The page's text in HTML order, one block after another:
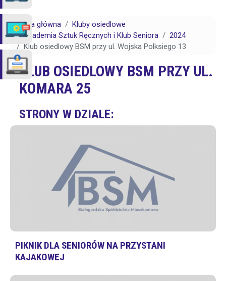
Strona główna
Kluby osiedlowe
Akademia Sztuk Ręcznych i Klub Seniora
2024
Klub osiedlowy BSM przy ul. Wojska Polksiego 13
KLUB OSIEDLOWY BSM PRZY UL.
KOMARA 25
STRONY W DZIALE:
PIKNIK DLA SENIORÓW NA PRZYSTANI
KAJAKOWEJ